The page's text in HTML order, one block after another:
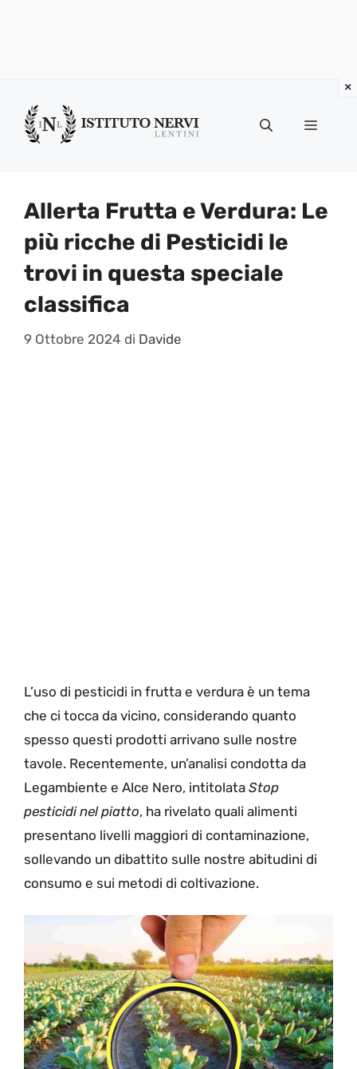
contenuto
Menu
Allerta Frutta e Verdura: Le
più ricche di Pesticidi le
trovi in questa speciale
classifica
9 Ottobre 2024 di Davide
L’uso di pesticidi in frutta e verdura è un tema
che ci tocca da vicino, considerando quanto
spesso questi prodotti arrivano sulle nostre
tavole. Recentemente, un’analisi condotta da
Legambiente e Alce Nero, intitolata Stop
pesticidi nel piatto, ha rivelato quali alimenti
presentano livelli maggiori di contaminazione,
sollevando un dibattito sulle nostre abitudini di
consumo e sui metodi di coltivazione.